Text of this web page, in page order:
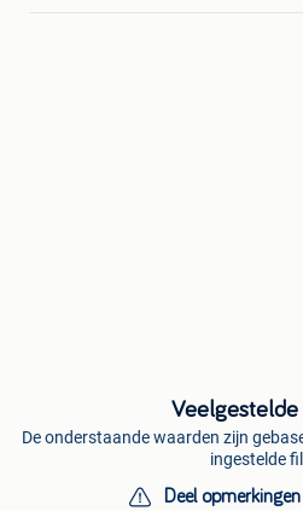
Veelgestelde
De onderstaande waarden zijn
ingestelde
Deel